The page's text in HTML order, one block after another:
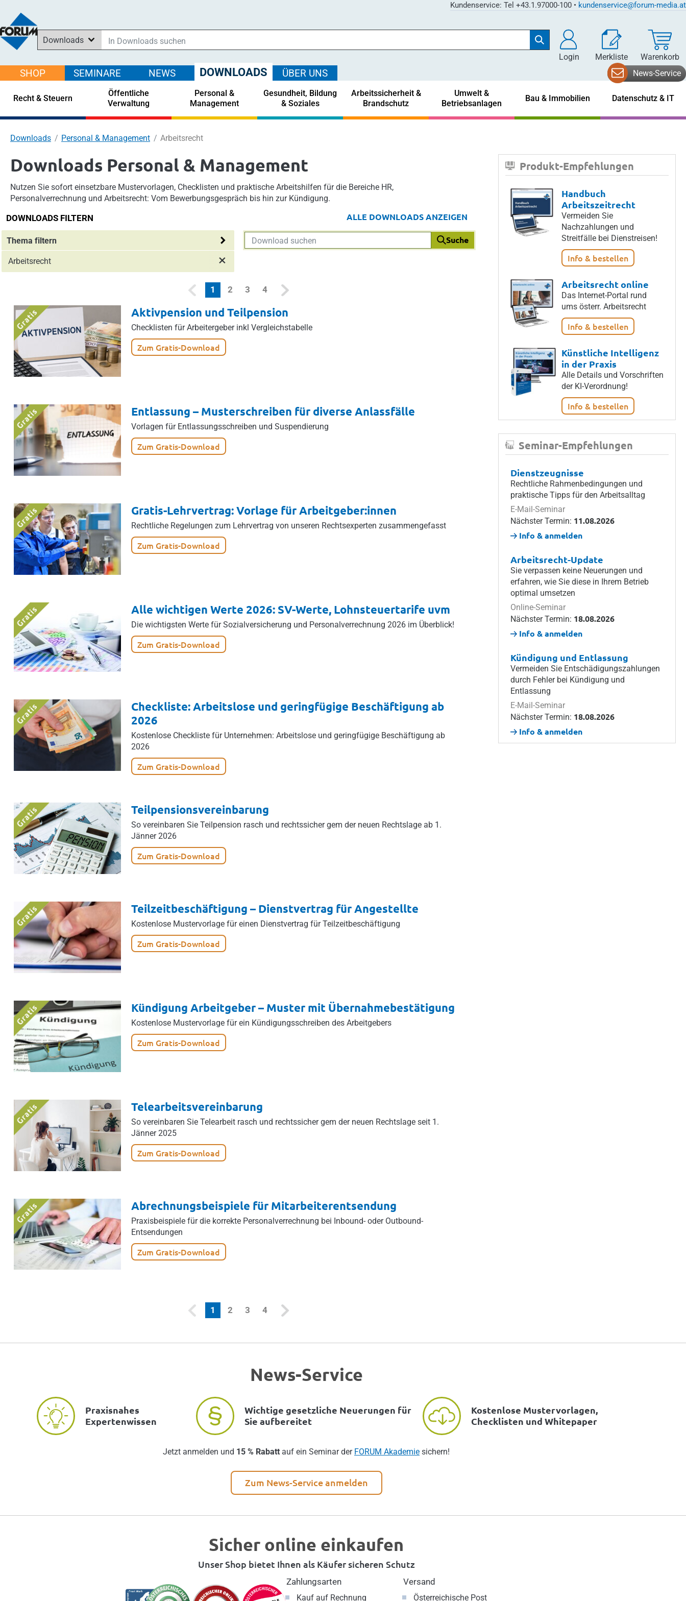
Kundenservice: Tel +43.1.97000-100 • kundenservice@forum-media.at
Downloads
In News suchen
Im Shop suchen
In Seminaren suchen
Login Merkliste Warenkorb
SHOP SEMINARE NEWS DOWNLOADS ÜBER UNS News-Service
Recht & Steuern
Öffentliche
Verwaltung
Personal &
Management
Gesundheit, Bildung
& Soziales
Arbeitssicherheit &
Brandschutz
Umwelt &
Betriebsanlagen
Bau & Immobilien Datenschutz & IT
Downloads Personal & Management Arbeitsrecht
Downloads Personal & Management
Nutzen Sie sofort einsetzbare Mustervorlagen, Checklisten und praktische Arbeitshilfen für die Bereiche HR,
Personalverrechnung und Arbeitsrecht: Vom Bewerbungsgespräch bis hin zur Kündigung.
DOWNLOADS FILTERN ALLE DOWNLOADS ANZEIGEN
Thema filtern Suche
Arbeitsrecht
1 (current)
2 3 4
Aktivpension und Teilpension
Checklisten für Arbeitergeber inkl Vergleichstabelle
Zum Gratis-Download
Entlassung – Musterschreiben für diverse Anlassfälle
Vorlagen für Entlassungsschreiben und Suspendierung
Zum Gratis-Download
Gratis-Lehrvertrag: Vorlage für Arbeitgeber:innen
Rechtliche Regelungen zum Lehrvertrag von unseren Rechtsexperten zusammengefasst
Zum Gratis-Download
Alle wichtigen Werte 2026: SV-Werte, Lohnsteuertarife uvm
Die wichtigsten Werte für Sozialversicherung und Personalverrechnung 2026 im Überblick!
Zum Gratis-Download
Checkliste: Arbeitslose und geringfügige Beschäftigung ab
2026
Kostenlose Checkliste für Unternehmen: Arbeitslose und geringfügige Beschäftigung ab
2026
Zum Gratis-Download
Teilpensionsvereinbarung
So vereinbaren Sie Teilpension rasch und rechtssicher gem der neuen Rechtslage ab 1.
Jänner 2026
Zum Gratis-Download
Teilzeitbeschäftigung – Dienstvertrag für Angestellte
Kostenlose Mustervorlage für einen Dienstvertrag für Teilzeitbeschäftigung
Zum Gratis-Download
Kündigung Arbeitgeber – Muster mit Übernahmebestätigung
Kostenlose Mustervorlage für ein Kündigungsschreiben des Arbeitgebers
Zum Gratis-Download
Telearbeitsvereinbarung
So vereinbaren Sie Telearbeit rasch und rechtssicher gem der neuen Rechtslage seit 1.
Jänner 2025
Zum Gratis-Download
Abrechnungsbeispiele für Mitarbeiterentsendung
Praxisbeispiele für die korrekte Personalverrechnung bei Inbound- oder Outbound-
Entsendungen
Zum Gratis-Download
1 (current)
2 3 4
Produkt-Empfehlungen
Handbuch
Arbeitszeitrecht
Vermeiden Sie
Nachzahlungen und
Streitfälle bei Dienstreisen!
Info & bestellen
Arbeitsrecht online
Das Internet-Portal rund
ums österr. Arbeitsrecht
Info & bestellen
Künstliche Intelligenz
in der Praxis
Alle Details und Vorschriften
der KI-Verordnung!
Info & bestellen
Seminar-Empfehlungen
Dienstzeugnisse
Rechtliche Rahmenbedingungen und
praktische Tipps für den Arbeitsalltag
E-Mail-Seminar
Nächster Termin: 11.08.2026
Info & anmelden
Arbeitsrecht-Update
Sie verpassen keine Neuerungen und
erfahren, wie Sie diese in Ihrem Betrieb
optimal umsetzen
Online-Seminar
Nächster Termin: 18.08.2026
Info & anmelden
Kündigung und Entlassung
Vermeiden Sie Entschädigungszahlungen
durch Fehler bei Kündigung und
Entlassung
E-Mail-Seminar
Nächster Termin: 18.08.2026
Info & anmelden
News-Service
Praxisnahes
Expertenwissen
Wichtige gesetzliche Neuerungen für
Sie aufbereitet
Kostenlose Mustervorlagen,
Checklisten und Whitepaper
Jetzt anmelden und 15 % Rabatt auf ein Seminar der FORUM Akademie sichern!
Zum News-Service anmelden
Sicher online einkaufen
Unser Shop bietet Ihnen als Käufer sicheren Schutz
Zahlungsarten
Kauf auf Rechnung
Versand
Österreichische Post